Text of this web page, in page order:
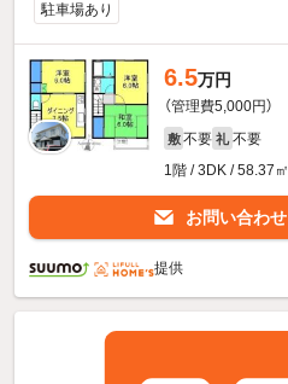
駐車場あり
6.5万円
（管理費5,000円）
敷 不要 礼 不要
1階 / 3DK / 58.37㎡
お問い合わせ
提供